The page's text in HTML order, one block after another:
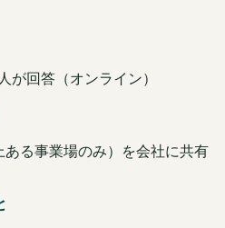
が回答（オンライン）
る事業場のみ）を会社に共有